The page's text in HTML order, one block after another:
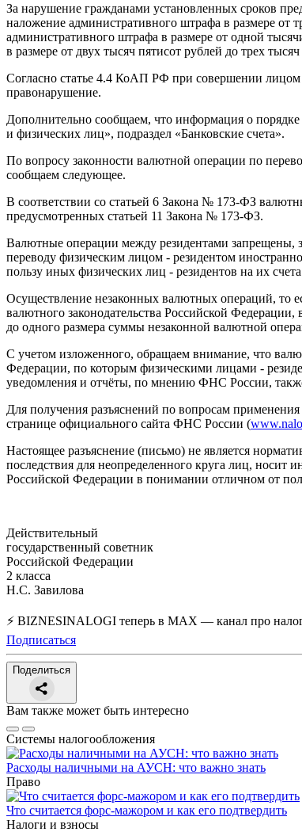
За нарушение гражданами установленных сроков
наложение административного штрафа в размере от
административного штрафа в размере от одной
в размере от двух тысяч пятисот рублей до трех
Согласно статье 4.4 КоАП РФ при совершении лицом
правонарушение.
Дополнительно сообщаем, что информация о
и физических лиц», подраздел «Банковские счета».
По вопросу законности валютной операции по
сообщаем следующее.
В соответствии со статьей 6 Закона № 173-ФЗ
предусмотренных статьей 11 Закона № 173-ФЗ.
Валютные операции между резидентами запрещены,
переводу физическим лицом - резидентом
пользу иных физических лиц - резидентов на их
Осуществление незаконных валютных операций, то
валютного законодательства Российской
до одного размера суммы незаконной валютной
С учетом изложенного, обращаем внимание, что
Федерации, по которым физическими лицами -
уведомления и отчёты, по мнению ФНС России,
Для получения разъяснений по вопросам
странице официального сайта ФНС России (
Настоящее разъяснение (письмо) не является
последствия для неопределенного круга лиц, носит
Российской Федерации в понимании отличном от
Действительный
государственный советник
Российской Федерации
2 класса
Н.С. Завилова
⚡ BIZNESINALOGI теперь в MAX — канал про
Подписаться
Поделиться
Вам также может быть интересно
Системы налогообложения
Расходы наличными на АУСН: что важно знать
Право
Что считается форс-мажором и как его подтвердить
Налоги и взносы